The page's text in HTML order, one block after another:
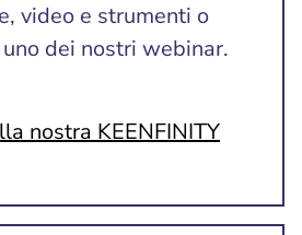
video e strumenti o
dei nostri webinar.
nostra KEENFINITY